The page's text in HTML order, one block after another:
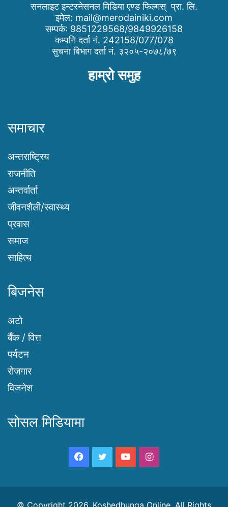
सनलाइट इन्टरनेसनल मिडिया एण्ड फिल्मस् प्रा. लि.
इमेल: mail@merodainiki.com
सम्पर्क: 9851229568/9849926158
कम्पनि दर्ता नं. 242158/077/078
सुचना बिभाग दर्ता नं. ३२०५-२०७८/७९
हाम्रो समुह
समाचार
अन्तराष्ट्रिय
राजनीति
अन्तर्वार्ता
जीवनशैली/स्वास्थ्य
प्रवास
समाज
साहित्य
बिजनेस
अटो
बैँक / वित्त
पर्यटन
रोजगार
विजनेश
सोसल मिडियामा
Facebook
TwitterYouTubeInstagram
© Copyright 2026, Koshedhunga Online, All Rights